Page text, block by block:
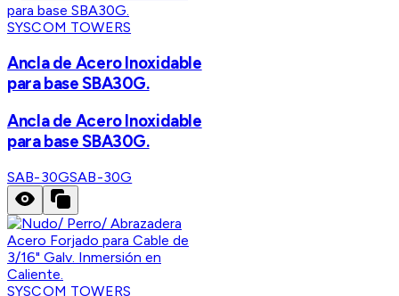
SYSCOM TOWERS
Ancla de Acero Inoxidable
para base SBA30G.
Ancla de Acero Inoxidable
para base SBA30G.
SAB-30GSAB-30G
SYSCOM TOWERS